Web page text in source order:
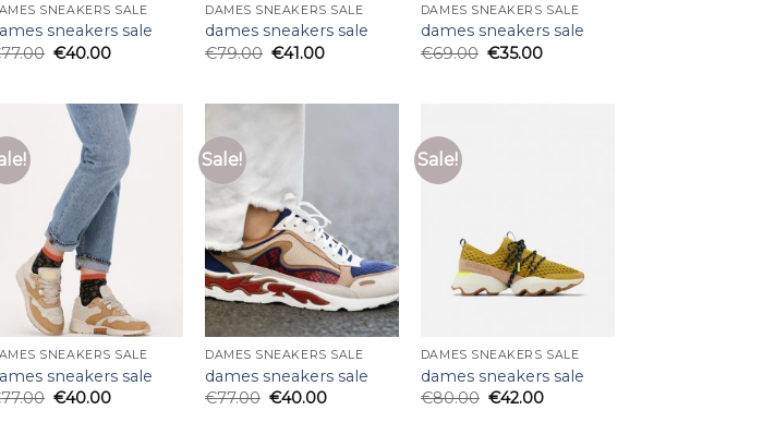
SNEAKERS SALE
sneakers sale
77.00 €40.00
DAMES SNEAKERS SALE
dames sneakers sale
€79.00 €41.00
DAMES SNEAKERS SALE
dames sneakers sale
€69.00 €35.00
SNEAKERS SALE
sneakers sale
77.00 €40.00
Sale!
DAMES SNEAKERS SALE
dames sneakers sale
€77.00 €40.00
Sale!
DAMES SNEAKERS SALE
dames sneakers sale
€80.00 €42.00